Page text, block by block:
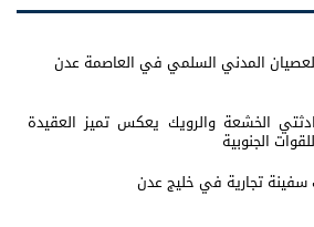
المدني السلمي في العاصمة عدن
الخشعة والرويك يعكس تميز العقيدة
الجنوبية
تجارية في خليج عدن